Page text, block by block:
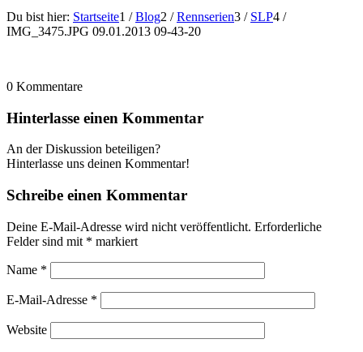
Du bist hier: Startseite1 / Blog2 / Rennserien3 / SLP4 /
IMG_3475.JPG 09.01.2013 09-43-20
0 Kommentare
Hinterlasse einen Kommentar
An der Diskussion beteiligen?
Hinterlasse uns deinen Kommentar!
Schreibe einen Kommentar
Deine E-Mail-Adresse wird nicht veröffentlicht. Erforderliche
Felder sind mit * markiert
Name *
E-Mail-Adresse *
Website